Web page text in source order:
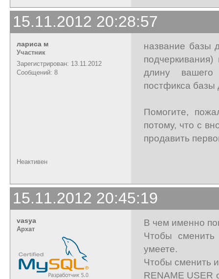
15.11.2012 20:28:57
лариса м
Участник
Зарегистрирован: 13.11.2012
Сообщений: 8
название базы
длину вашего
постфикса базы
Помогите,
потому, что с
продавить
Неактивен
15.11.2012 20:45:19
vasya
Архат
В чем именно
Чтобы
умеете.
Чтобы сменить
RENAME USER